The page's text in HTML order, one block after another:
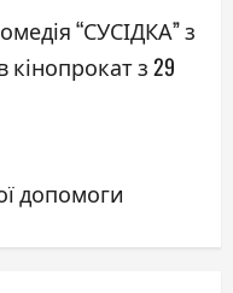
“СУСІДКА” з
з 29
допомоги